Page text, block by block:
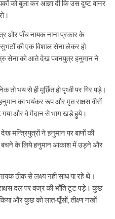
को बुला कर आज्ञा दी कि उस दुष्ट वानर
और पाँच नायक नाना प्रकार के
की एक विशाल सेना लेकर हो
सेना को आते देख पवनपुत्र हनुमान ने
भय से ही मूर्छित हो पृथ्वी पर गिर पड़े।
का भयंकर रूप और मृत राक्षस वीरों
गया और वे मैदान से भाग खड़े हुये।
मन्त्रिपुत्रों ने हनुमान पर बाणों की
बचने के लिये हनुमान आकाश में उड़ने और
ठीक से लक्ष्य नहीं साध पा रहे थे।
दल पर वज्र की भाँति टूट पड़े। कुछ
किया और कुछ को लात-घूँसों, तीक्ष्ण नखों